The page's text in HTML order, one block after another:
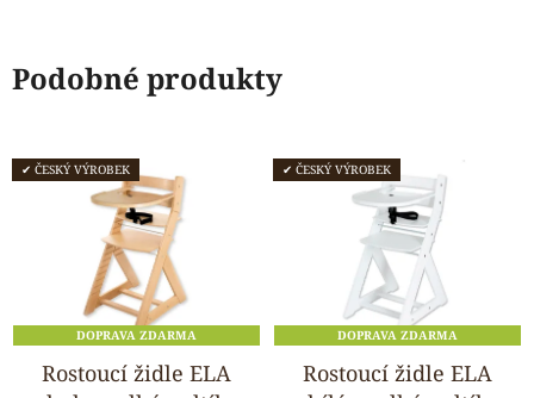
Podobné produkty
✔ ČESKÝ VÝROBEK
DOPRAVA ZDARMA
Rostoucí židle ELA
✔ ČESKÝ VÝROBEK
DOPRAVA ZDARMA
Rostoucí židle ELA